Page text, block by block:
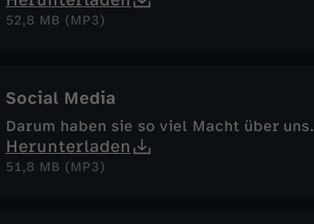
52,8 MB (MP3)
Social Media
Darum haben sie so viel Macht über uns.
Herunterladen
51,8 MB (MP3)